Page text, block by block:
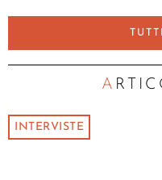
INTERVISTE